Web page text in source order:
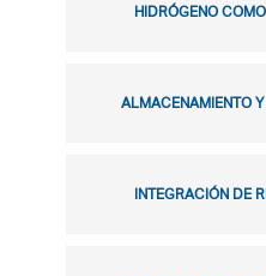
HIDRÓGENO
ALMACENAMIENTO
INTEGRACIÓN DE